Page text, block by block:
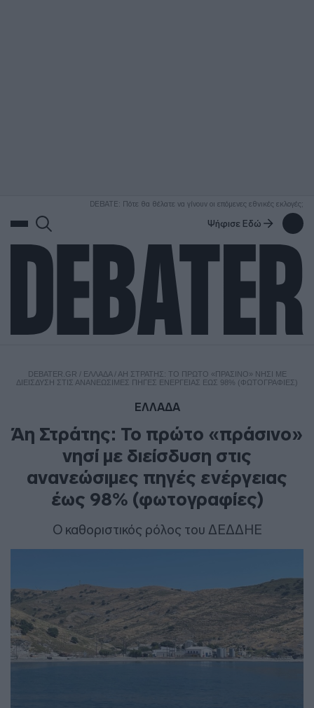
DEBATE: Πότε θα θέλατε να γίνουν οι επόμενες εθνικές εκλογές;
Ψήφισε Εδώ
DEBATER.GR / ΕΛΛΑΔΑ/ ΆΗ ΣΤΡΆΤΗΣ: ΤΟ ΠΡΏΤΟ «ΠΡΆΣΙΝΟ» ΝΗΣΊ ΜΕ
ΔΙΕΊΣΔΥΣΗ ΣΤΙΣ ΑΝΑΝΕΏΣΙΜΕΣ ΠΗΓΈΣ ΕΝΈΡΓΕΙΑΣ ΈΩΣ 98% (ΦΩΤΟΓΡΑΦΊΕΣ)
ΕΛΛΑΔΑ
Άη Στράτης: Το πρώτο «πράσινο»
νησί με διείσδυση στις
ανανεώσιμες πηγές ενέργειας
έως 98% (φωτογραφίες)
Ο καθοριστικός ρόλος του ΔΕΔΔΗΕ